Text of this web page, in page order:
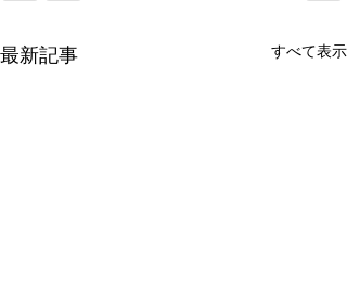
最新記事 すべて表示